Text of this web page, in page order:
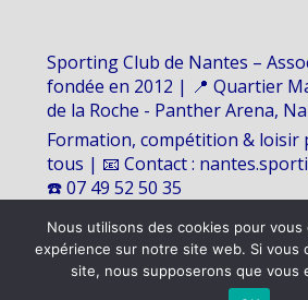
Sporting Club de Nantes –
fondée en 2012 | 📍 Quartier
de la Roche - Panther Arena,
Formation, compétition &
tous | 📧 Contact :
☎️ 07 49 52 50 35
2026 - SPORTING CLUB DE NANTES |
Nous utilisons des cookies pour vous
expérience sur notre site web. Si vous
site, nous supposerons que vous